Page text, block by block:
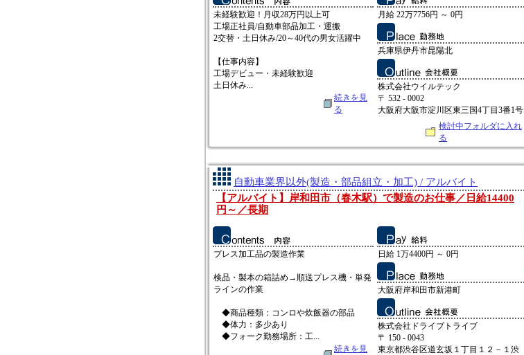
未経験歓迎！月収28万円以上可
工場正社員/自動車部品加工・運搬
2交替・土日休み/20～40代の男女活躍中
【仕事内容】
工場デビュー・未経験歓迎
土日休み...
続きを見
る
月給 22万7756円 ～ 0円
兵庫県伊丹市昆陽北
株式会社ウイルテック
〒 532 - 0002
大阪府大阪市淀川区東三国4丁目3番1号
検討中フォルダに入れ
る
自動車業界以外(製造・部品組立・加工) / アルバイト
【アルバイト】岸和田市（春木駅）で製造のお仕事／日給14400
円～／長期
プレス加工品の製造作業
検品・製本の箱詰め→順送プレス機・単発
ラインの作業
◆商品種類：コンロや炊飯器の部品
◆体力：多少あり
◆フォーク勤務場所：工...
続きを見
日給 1万4400円 ～ 0円
大阪府岸和田市新港町
株式会社ドライブトライブ
〒 150 - 0043
東京都渋谷区道玄坂１丁目１２－１渋